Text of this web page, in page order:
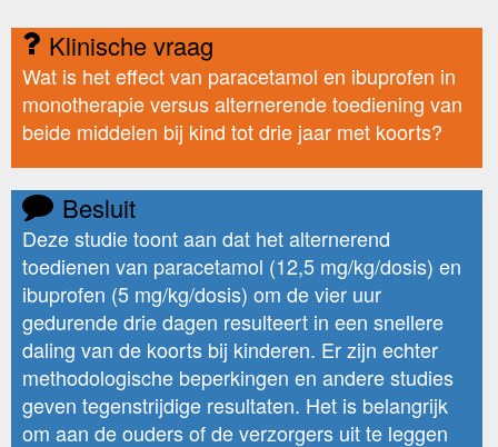
Klinische vraag
Wat is het effect van paracetamol en ibuprofen in
monotherapie versus alternerende toediening van
beide middelen bij kind tot drie jaar met koorts?
Besluit
Deze studie toont aan dat het alternerend
toedienen van paracetamol (12,5 mg/kg/dosis) en
ibuprofen (5 mg/kg/dosis) om de vier uur
gedurende drie dagen resulteert in een snellere
daling van de koorts bij kinderen. Er zijn echter
methodologische beperkingen en andere studies
geven tegenstrijdige resultaten. Het is belangrijk
om aan de ouders of de verzorgers uit te leggen